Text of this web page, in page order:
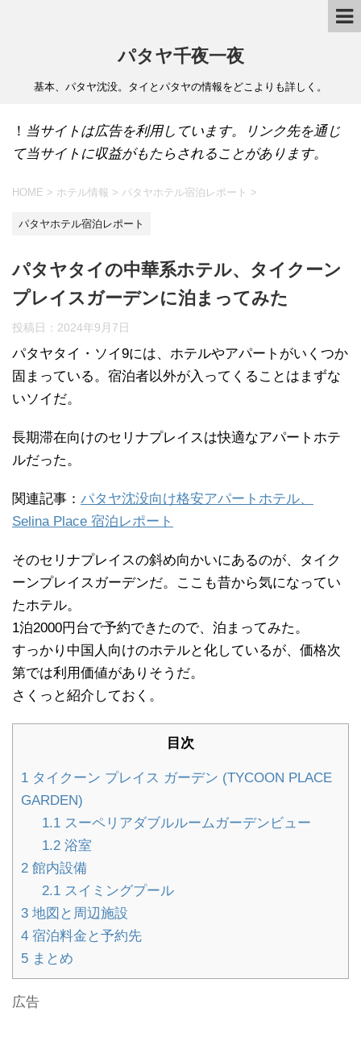
パタヤ千夜一夜
基本、パタヤ沈没。タイとパタヤの情報をどこよりも詳しく。
！ 当サイトは広告を利用しています。リンク先を通じ
て当サイトに収益がもたらされることがあります。
HOME > ホテル情報 > パタヤホテル宿泊レポート >
パタヤホテル宿泊レポート
パタヤタイの中華系ホテル、タイクーン
プレイスガーデンに泊まってみた
投稿日： 2024年9月7日
パタヤタイ・ソイ9には、ホテルやアパートがいくつか
固まっている。宿泊者以外が入ってくることはまずな
いソイだ。
長期滞在向けのセリナプレイスは快適なアパートホテ
ルだった。
関連記事： パタヤ沈没向け格安アパートホテル、
Selina Place 宿泊レポート
そのセリナプレイスの斜め向かいにあるのが、タイク
ーンプレイスガーデンだ。ここも昔から気になってい
たホテル。
1泊2000円台で予約できたので、泊まってみた。
すっかり中国人向けのホテルと化しているが、価格次
第では利用価値がありそうだ。
さくっと紹介しておく。
目次
1 タイクーン プレイス ガーデン (TYCOON PLACE
GARDEN)
1.1スーペリアダブルルームガーデンビュー
1.2浴室
2 館内設備
2.1スイミングプール
3 地図と周辺施設
4 宿泊料金と予約先
5 まとめ
広告